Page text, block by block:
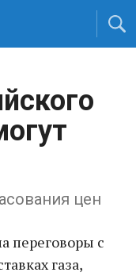
цен
переговоры с
газа,